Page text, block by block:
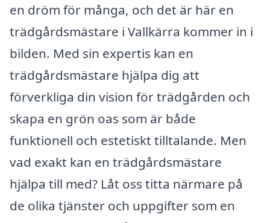
en dröm för många, och det är här en
trädgårdsmästare i Vallkärra kommer in i
bilden. Med sin expertis kan en
trädgårdsmästare hjälpa dig att
förverkliga din vision för trädgården och
skapa en grön oas som är både
funktionell och estetiskt tilltalande. Men
vad exakt kan en trädgårdsmästare
hjälpa till med? Låt oss titta närmare på
de olika tjänster och uppgifter som en